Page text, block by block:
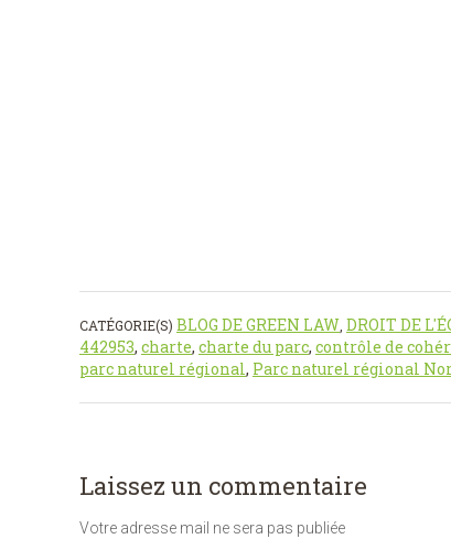
CATÉGORIE(S) BLOG DE GREEN LAW DROIT DE
442953, charte, charte du parc, contrôle de
parc naturel régional, Parc naturel régional
Laissez un commentaire
Votre adresse mail ne sera pas publiée